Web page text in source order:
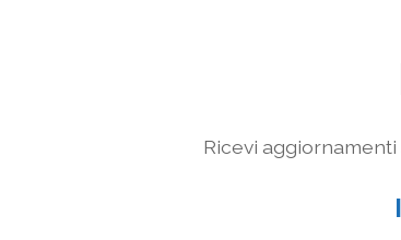
Ricevi